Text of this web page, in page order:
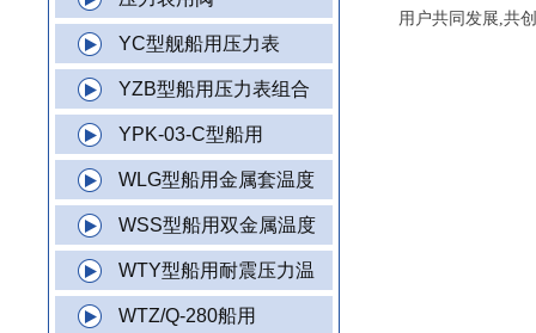
YC型舰船用压力表
YZB型船用压力表组合
YPK-03-C型船用
WLG型船用金属套温度
WSS型船用双金属温度
WTY型船用耐震压力温
WTZ/Q-280船用
用户共同发展,共